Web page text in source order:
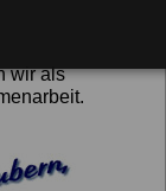
wir als